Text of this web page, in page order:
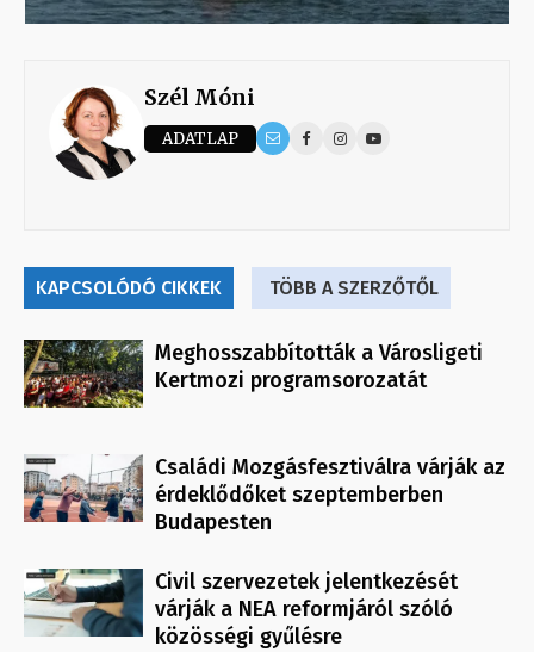
Szél Móni
ADATLAP
KAPCSOLÓDÓ CIKKEK TÖBB A SZERZŐTŐL
Meghosszabbították a Városligeti
Kertmozi programsorozatát
Családi Mozgásfesztiválra várják az
érdeklődőket szeptemberben
Budapesten
Civil szervezetek jelentkezését
várják a NEA reformjáról szóló
közösségi gyűlésre